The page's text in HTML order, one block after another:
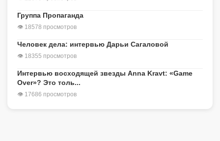
Группа Пропаганда
👁 18578 просмотров
Человек дела: интервью Дарьи Сагаловой
👁 18355 просмотров
Интервью восходящей звезды Anna Kravt: «Game
Over»? Это толь...
👁 17686 просмотров